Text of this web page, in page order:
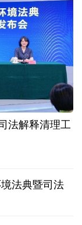
力贸易新路径
限下调为一年
设亮眼答卷
提质跃迁
的书面证据
法解释清理工
法典暨司法